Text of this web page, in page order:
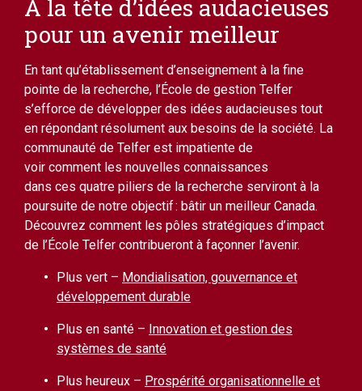
À la tête d’idées audacieuses
pour un avenir meilleur
En tant qu’établissement d’enseignement à la fine
pointe de la recherche, l’École de gestion Telfer
s’efforce de développer des idées audacieuses tout
en répondant résolument aux besoins de la société. La
communauté de Telfer est impatiente de
voir comment les nouvelles connaissances
dans ces quatre piliers de la recherche serviront à la
poursuite de notre objectif : bâtir un meilleur Canada.
Découvrez comment les pôles stratégiques d’impact
de l’École Telfer contribueront à façonner l’avenir.
Plus vert – Mondialisation, gouvernance et
développement durable
Plus en santé – Innovation et gestion des
systèmes de santé
Plus heureux – Prospérité organisationnelle et